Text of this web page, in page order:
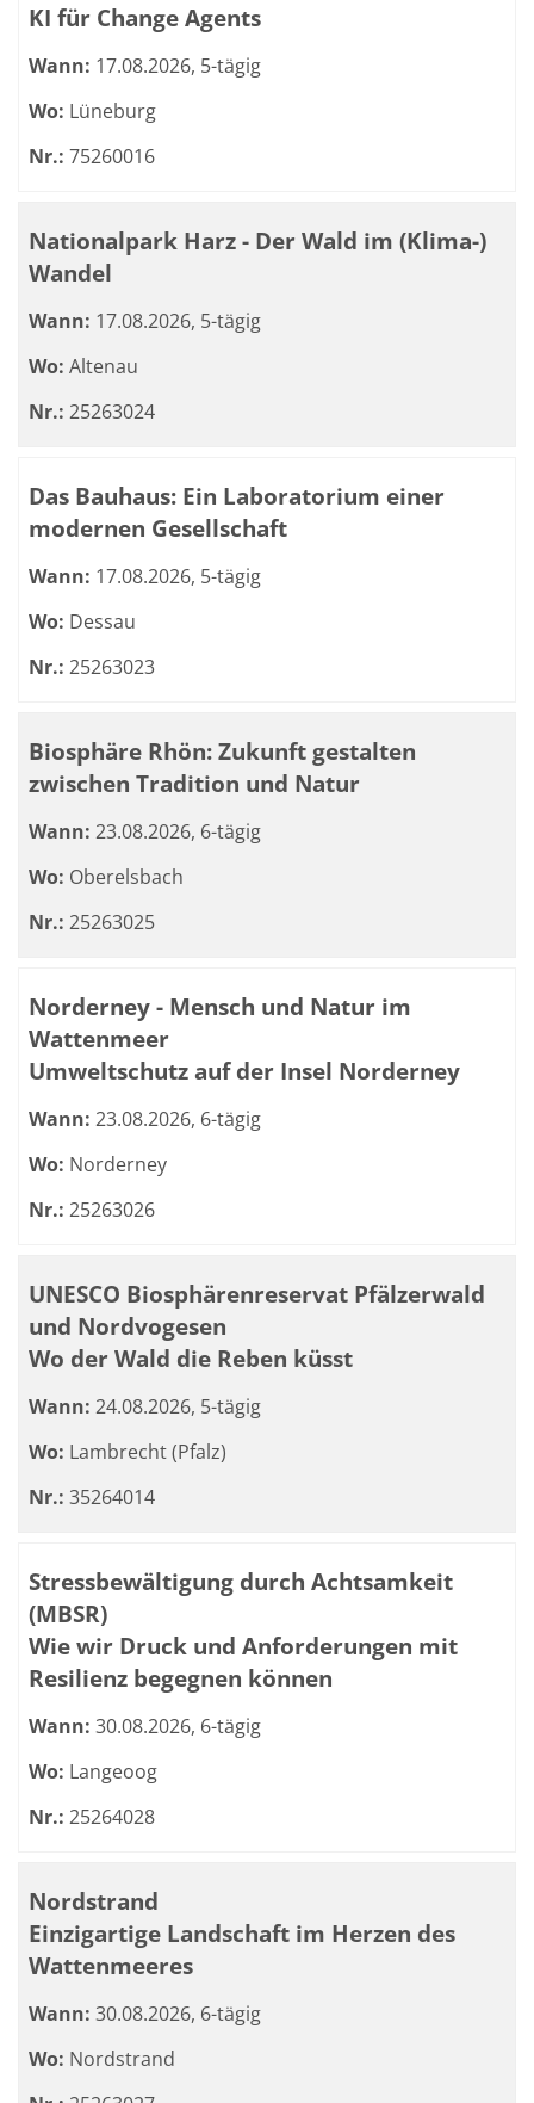
KI für Change Agents
Wann: 17.08.2026, 5-tägig
Wo: Lüneburg
Nr.: 75260016
Nationalpark Harz - Der Wald im (Klima-)
Wandel
Wann: 17.08.2026, 5-tägig
Wo: Altenau
Nr.: 25263024
Das Bauhaus: Ein Laboratorium einer
modernen Gesellschaft
Wann: 17.08.2026, 5-tägig
Wo: Dessau
Nr.: 25263023
Biosphäre Rhön: Zukunft gestalten
zwischen Tradition und Natur
Wann: 23.08.2026, 6-tägig
Wo: Oberelsbach
Nr.: 25263025
Norderney - Mensch und Natur im
Wattenmeer
Umweltschutz auf der Insel Norderney
Wann: 23.08.2026, 6-tägig
Wo: Norderney
Nr.: 25263026
UNESCO Biosphärenreservat Pfälzerwald
und Nordvogesen
Wo der Wald die Reben küsst
Wann: 24.08.2026, 5-tägig
Wo: Lambrecht (Pfalz)
Nr.: 35264014
Stressbewältigung durch Achtsamkeit
(MBSR)
Wie wir Druck und Anforderungen mit
Resilienz begegnen können
Wann: 30.08.2026, 6-tägig
Wo: Langeoog
Nr.: 25264028
Nordstrand
Einzigartige Landschaft im Herzen des
Wattenmeeres
Wann: 30.08.2026, 6-tägig
Wo: Nordstrand